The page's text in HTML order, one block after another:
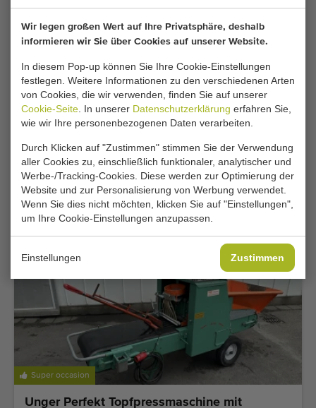
Wir legen großen Wert auf Ihre Privatsphäre, deshalb
informieren wir Sie über Cookies auf unserer Website.
In diesem Pop-up können Sie Ihre Cookie-Einstellungen
festlegen. Weitere Informationen zu den verschiedenen Arten
von Cookies, die wir verwenden, finden Sie auf unserer
Cookie-Seite . In unserer Datenschutzerklärung erfahren Sie,
wie wir Ihre personenbezogenen Daten verarbeiten.
Durch Klicken auf "Zustimmen" stimmen Sie der Verwendung
aller Cookies zu, einschließlich funktionaler, analytischer und
Werbe-/Tracking-Cookies. Diese werden zur Optimierung der
Website und zur Personalisierung von Werbung verwendet.
Wenn Sie dies nicht möchten, klicken Sie auf "Einstellungen",
um Ihre Cookie-Einstellungen anzupassen.
Einstellungen Zustimmen
Super occasion
Holaras AS20 ENC Zwiebelentschloter
Hinzufügen
Super occasion
Unger Perfekt Topfpressmaschine mit